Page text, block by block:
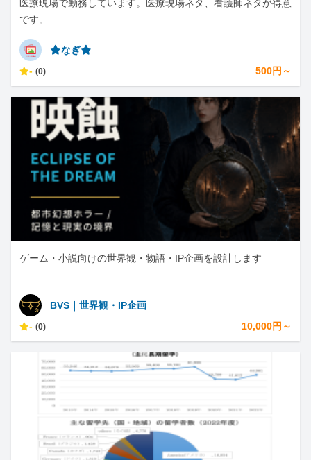
医療現場で勤務しています。医療現場ネタ、看護師ネタが得意
です。
⭐︎なぎ⭐︎
- (0) 500円～
ゲーム・小説向けの世界観・物語・IP企画を設計します
BVS｜世界観・IP企画
- (0) 10,000円～